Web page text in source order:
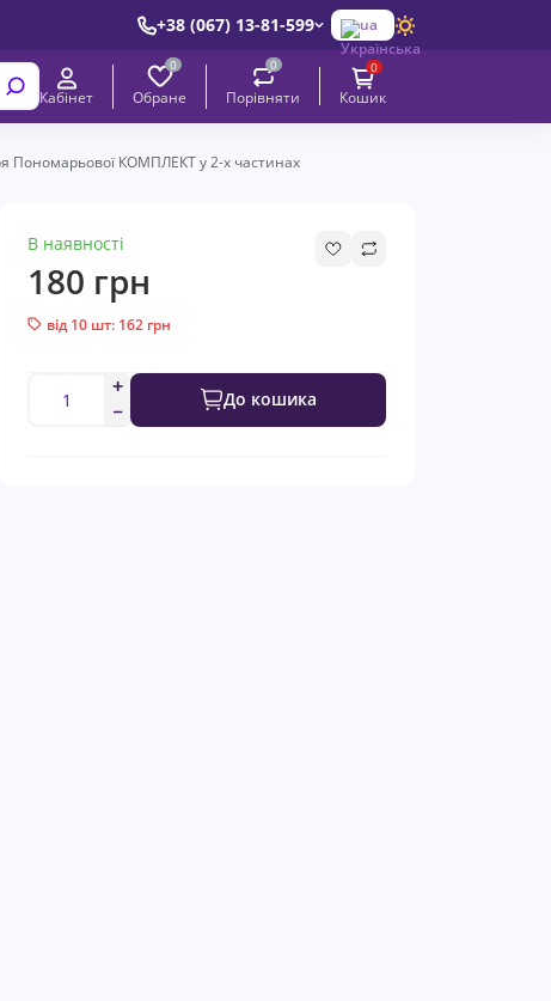
+38 (067) 13-81-599 ua
Кабінет
0
Обране
0
Порівняти
0
Кошик
Пономарьової КОМПЛЕКТ у 2-х частинах
В наявності
180 грн
від 10 шт: 162 грн
До кошика